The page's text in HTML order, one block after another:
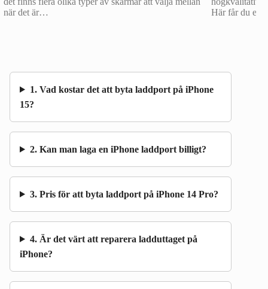
när det är…
Här får du ett
1. Vad kostar det att byta laddport på iPhone
15?
2. Kan man laga en iPhone laddport billigt?
3. Pris för att byta laddport på iPhone 14 Pro?
4. Är det värt att reparera ladduttaget på
iPhone?